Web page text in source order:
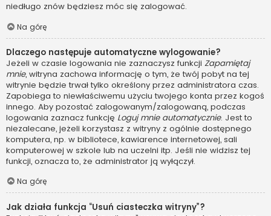
niedługo znów będziesz móc się zalogować.
Na górę
Dlaczego następuje automatyczne wylogowanie?
Jeżeli w czasie logowania nie zaznaczysz funkcji Zapamiętaj
mnie, witryna zachowa informację o tym, że twój pobyt na tej
witrynie będzie trwał tylko określony przez administratora czas.
Zapobiega to niewłaściwemu użyciu twojego konta przez kogoś
innego. Aby pozostać zalogowanym/zalogowaną, podczas
logowania zaznacz funkcję Loguj mnie automatycznie. Jest to
niezalecane, jeżeli korzystasz z witryny z ogólnie dostępnego
komputera, np. w bibliotece, kawiarence internetowej, sali
komputerowej w szkole lub na uczelni itp. Jeśli nie widzisz tej
funkcji, oznacza to, że administrator ją wyłączył.
Na górę
Jak działa funkcja “Usuń ciasteczka witryny”?